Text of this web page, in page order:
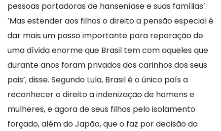
pessoas portadoras de hanseníase e suas famílias’.
’Mas estender aos filhos o direito a pensão especial é
dar mais um passo importante para reparação de
uma dívida enorme que Brasil tem com aqueles que
durante anos foram privados dos carinhos dos seus
pais’, disse. Segundo Lula, Brasil é o único país a
reconhecer o direito a indenização de homens e
mulheres, e agora de seus filhos pelo isolamento
forçado, além do Japão, que o faz por decisão do